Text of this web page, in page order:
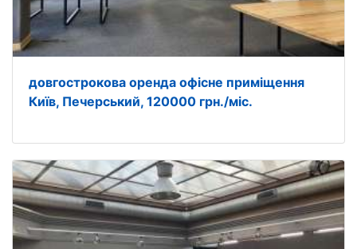
довгострокова оренда офісне приміщення
Київ, Печерський, 120000 грн./міс.